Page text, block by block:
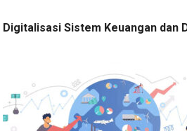
Digitalisasi Sistem Keuangan dan